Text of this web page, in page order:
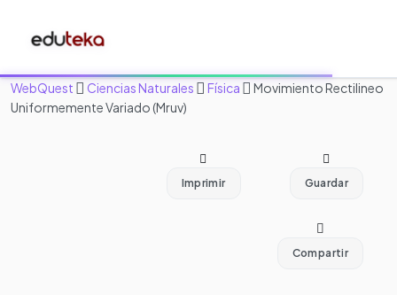
WebQuest Ciencias Naturales Física
Movimiento Rectilineo
Uniformemente Variado (Mruv)
Imprimir Guardar
Compartir